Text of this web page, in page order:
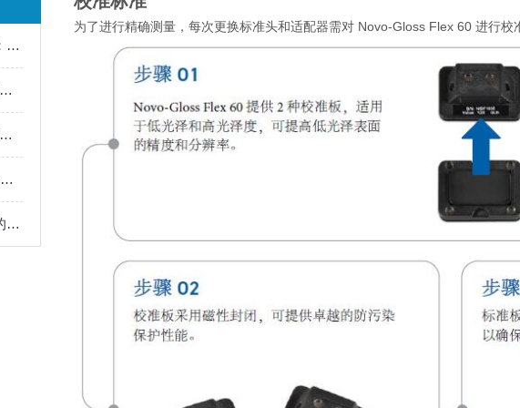
变压器和电机绕组直流电阻测试：为什么老电工更信任这台英国M210毫欧表？
60°角光泽度仪那么多，为什么柔性探头成了高端制造的新标配？
从Novo-Gloss到Flex 60：光泽度仪的进化，为什么偏偏是"外置探头"？
英国Rhopoint的"柔性"创新：一台仪器如何重新定义表面光泽测量边界
曲面光泽检测总失真？你可能缺的不是技术，是这个60°柔性方案
为了进行精确测量，每次更换标准头和适配器需对 Novo-Gloss Flex 60 进行校